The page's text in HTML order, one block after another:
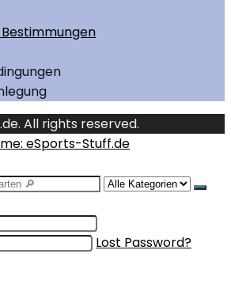
All rights reserved.
Lost Password?